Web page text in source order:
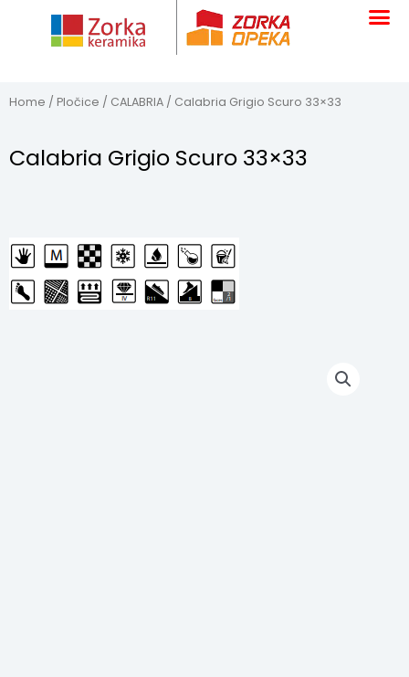
Home / Pločice / CALABRIA / Calabria Grigio Scuro 33×33
Calabria Grigio Scuro 33×33